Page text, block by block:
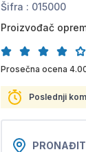
Šifra : 015000
Proizvođač
Prosečna ocena
Poslednji